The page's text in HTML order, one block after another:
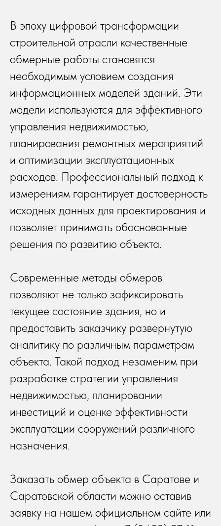
В эпоху цифровой трансформации
строительной отрасли качественные
обмерные работы становятся
необходимым условием создания
информационных моделей зданий. Эти
модели используются для эффективного
управления недвижимостью,
планирования ремонтных мероприятий
и оптимизации эксплуатационных
расходов. Профессиональный подход к
измерениям гарантирует достоверность
исходных данных для проектирования и
позволяет принимать обоснованные
решения по развитию объекта.
Современные методы обмеров
позволяют не только зафиксировать
текущее состояние здания, но и
предоставить заказчику развернутую
аналитику по различным параметрам
объекта. Такой подход незаменим при
разработке стратегии управления
недвижимостью, планировании
инвестиций и оценке эффективности
эксплуатации сооружений различного
назначения.
Заказать обмер объекта в Саратове и
Саратовской области можно оставив
заявку на нашем официальном сайте или